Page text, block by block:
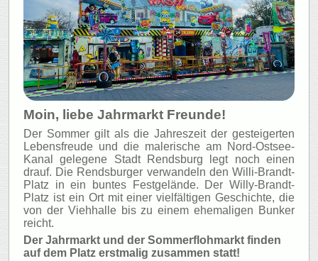
Moin, liebe Jahrmarkt Freunde!
Der Sommer gilt als die Jahreszeit der gesteigerten
Lebensfreude und die malerische am Nord-Ostsee-
Kanal gelegene Stadt Rendsburg legt noch einen
drauf. Die Rendsburger verwandeln den Willi-Brandt-
Platz in ein buntes Festgelände. Der Willy-Brandt-
Platz ist ein Ort mit einer vielfältigen Geschichte, die
von der Viehhalle bis zu einem ehemaligen Bunker
reicht.
Der Jahrmarkt und der Sommerflohmarkt finden
auf dem Platz erstmalig zusammen statt!